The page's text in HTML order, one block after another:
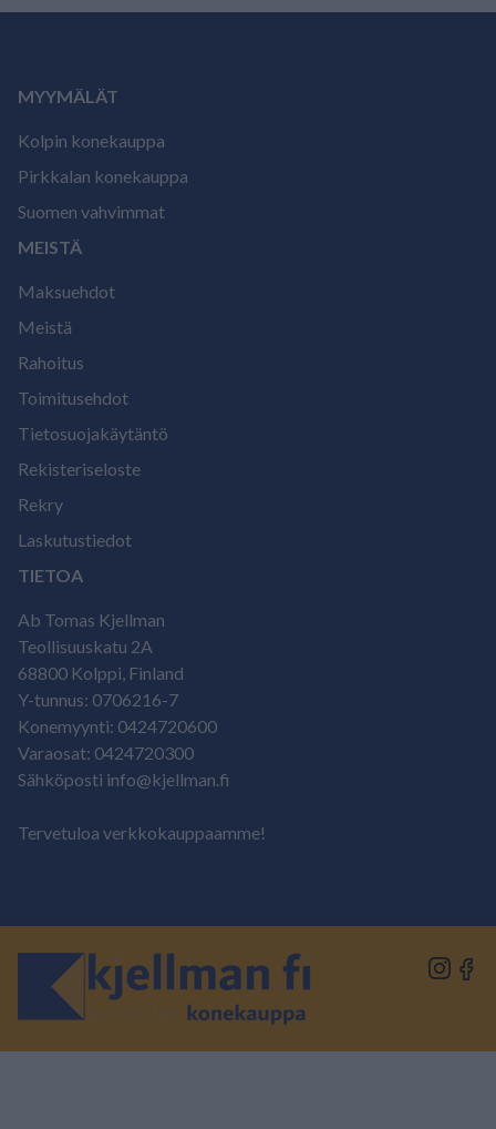
MYYMÄLÄT
Kolpin konekauppa
Pirkkalan konekauppa
Suomen vahvimmat
MEISTÄ
Maksuehdot
Meistä
Rahoitus
Toimitusehdot
Tietosuojakäytäntö
Rekisteriseloste
Rekry
Laskutustiedot
TIETOA
Ab Tomas Kjellman
Teollisuuskatu 2A
68800 Kolppi, Finland
Y-tunnus: 0706216-7
Konemyynti: 0424720600
Varaosat: 0424720300
Sähköposti info@kjellman.fi
Tervetuloa verkkokauppaamme!